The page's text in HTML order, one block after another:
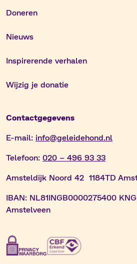
Doneren
Nieuws
Inspirerende verhalen
Wijzig je donatie
Contactgegevens
E-mail: info@geleidehond.nl
Telefoon: 020 – 496 93 33
Amsteldijk Noord 42 1184TD
IBAN: NL81INGB0000275400
Amstelveen